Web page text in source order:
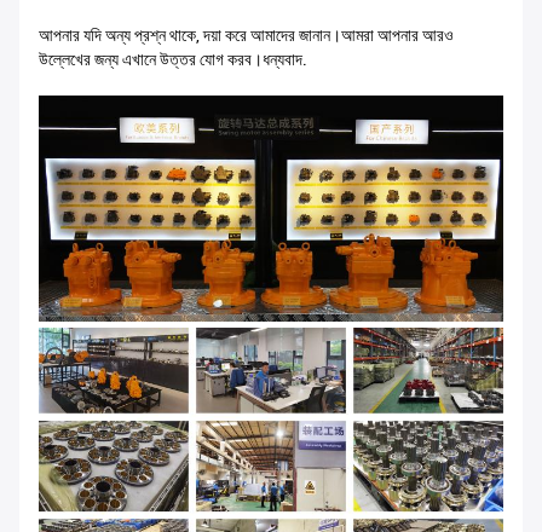
আপনার যদি অন্য প্রশ্ন থাকে, দয়া করে আমাদের জানান।আমরা আপনার আরও
উল্লেখের জন্য এখানে উত্তর যোগ করব।ধন্যবাদ.